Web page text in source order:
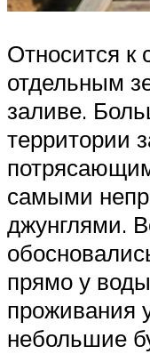
Относится
отдельным
заливе.
территории
самыми
джунглями.
прямо у
проживания
небольшие